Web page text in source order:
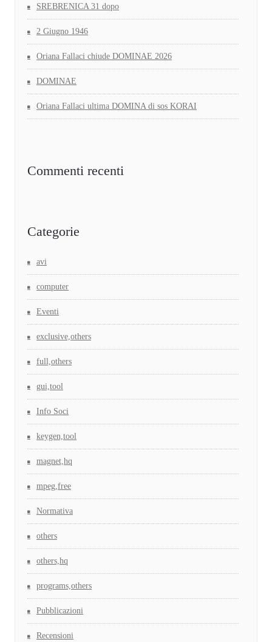
SREBRENICA 31 dopo
2 Giugno 1946
Oriana Fallaci chiude DOMINAE 2026
DOMINAE
Oriana Fallaci ultima DOMINA di sos KORAI
Commenti recenti
Categorie
avi
computer
Eventi
exclusive,others
full,others
gui,tool
Info Soci
keygen,tool
magnet,hq
mpeg,free
Normativa
others
others,hq
programs,others
Pubblicazioni
Recensioni